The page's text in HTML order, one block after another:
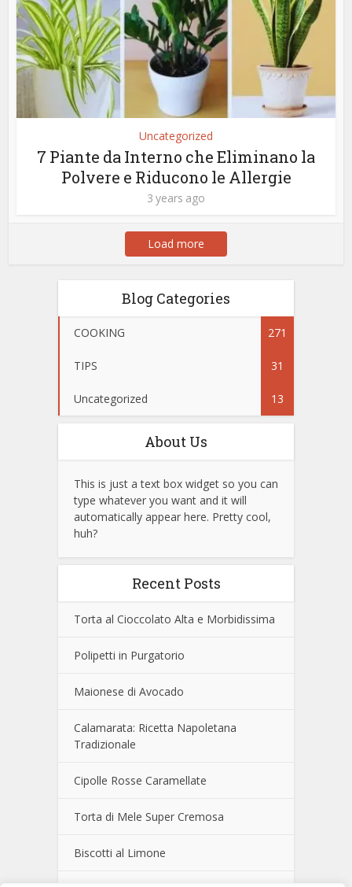
Uncategorized
7 Piante da Interno che Eliminano la
Polvere e Riducono le Allergie
3 years ago
Load more
Blog Categories
COOKING 271
TIPS 31
Uncategorized 13
About Us
This is just a text box widget so you can
type whatever you want and it will
automatically appear here. Pretty cool,
huh?
Recent Posts
Torta al Cioccolato Alta e Morbidissima
Polipetti in Purgatorio
Maionese di Avocado
Calamarata: Ricetta Napoletana
Tradizionale
Cipolle Rosse Caramellate
Torta di Mele Super Cremosa
Biscotti al Limone